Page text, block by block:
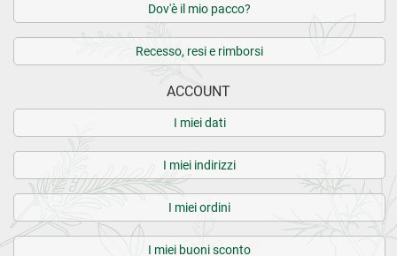
Dov'è il mio pacco?
Recesso, resi e rimborsi
ACCOUNT
I miei dati
I miei indirizzi
I miei ordini
I miei buoni sconto